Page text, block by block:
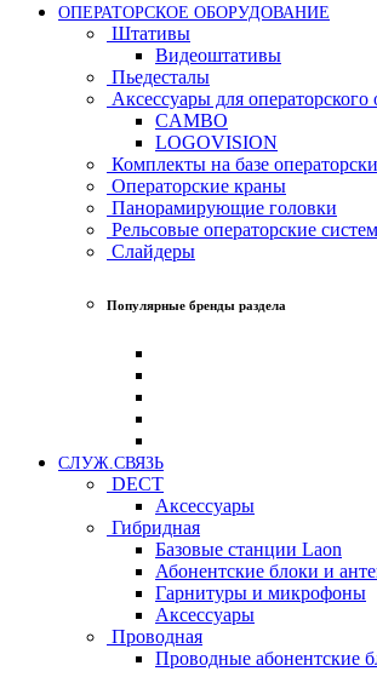
ОПЕРАТОРСКОЕ ОБОРУДОВАНИЕ
Штативы
Видеоштативы
Пьедесталы
Аксессуары для операторского
CAMBO
LOGOVISION
Комплекты на базе
Операторские краны
Панорамирующие головки
Рельсовые операторские
Слайдеры
Популярные бренды раздела
СЛУЖ.СВЯЗЬ
DECT
Аксессуары
Гибридная
Базовые станции Laon
Абонентские блоки и
Гарнитуры и микрофоны
Аксессуары
Проводная
Проводные абонентские